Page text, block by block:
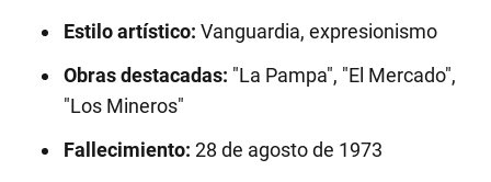
Estilo artístico: Vanguardia, expresionismo
Obras destacadas: "La Pampa", "El Mercado",
"Los Mineros"
Fallecimiento: 28 de agosto de 1973